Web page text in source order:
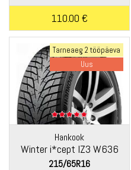
110.00 €
Tarneaeg 2 tööpäeva
Uus
Hankook
Winter i*cept IZ3 W636
215/65R16